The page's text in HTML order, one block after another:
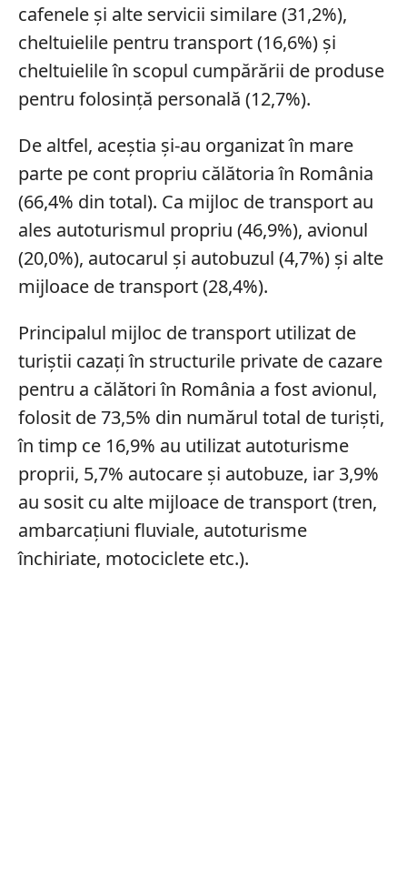
cafenele şi alte servicii similare (31,2%),
cheltuielile pentru transport (16,6%) şi
cheltuielile în scopul cumpărării de produse
pentru folosinţă personală (12,7%).
De altfel, aceștia şi-au organizat în mare
parte pe cont propriu călătoria în România
(66,4% din total). Ca mijloc de transport au
ales autoturismul propriu (46,9%), avionul
(20,0%), autocarul şi autobuzul (4,7%) şi alte
mijloace de transport (28,4%).
Principalul mijloc de transport utilizat de
turiștii cazați în structurile private de cazare
pentru a călători în România a fost avionul,
folosit de 73,5% din numărul total de turişti,
în timp ce 16,9% au utilizat autoturisme
proprii, 5,7% autocare şi autobuze, iar 3,9%
au sosit cu alte mijloace de transport (tren,
ambarcaţiuni fluviale, autoturisme
închiriate, motociclete etc.).